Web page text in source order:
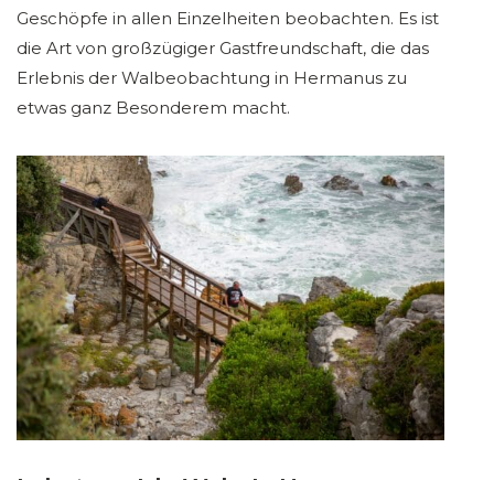
Geschöpfe in allen Einzelheiten beobachten. Es ist
die Art von großzügiger Gastfreundschaft, die das
Erlebnis der Walbeobachtung in Hermanus zu
etwas ganz Besonderem macht.